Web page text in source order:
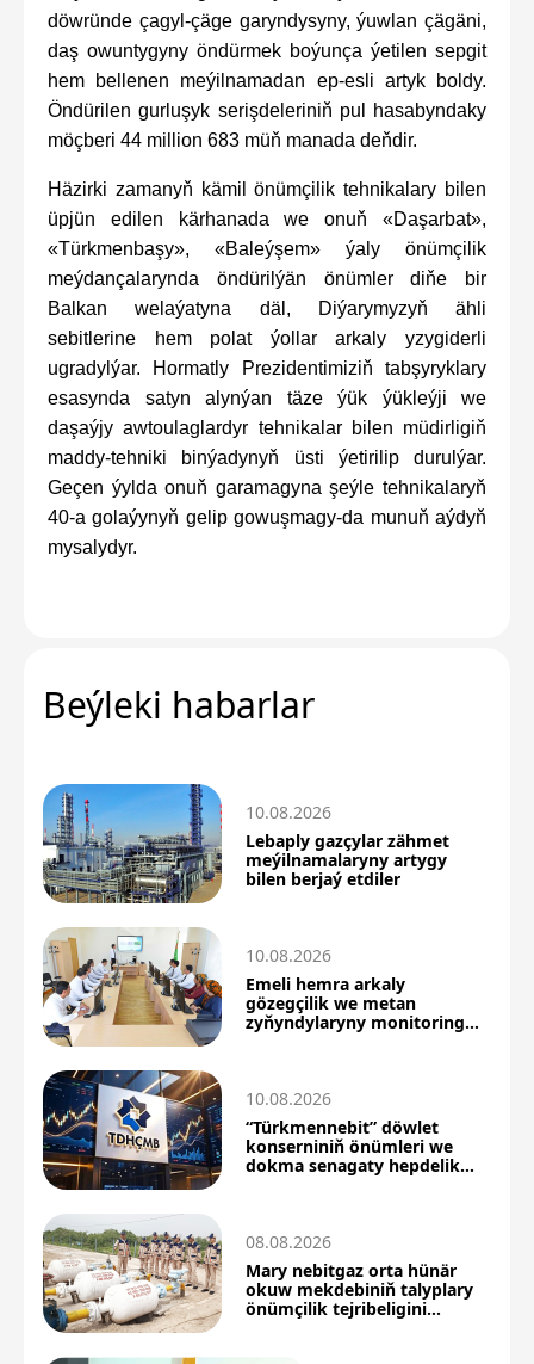
döwründe çagyl-çäge garyndysyny, ýuwlan çägäni,
daş owuntygyny öndürmek boýunça ýetilen sepgit
hem bellenen meýilnamadan ep-esli artyk boldy.
Öndürilen gurluşyk serişdeleriniň pul hasabyndaky
möçberi 44 million 683 müň manada deňdir.
Häzirki zamanyň kämil önümçilik tehnikalary bilen
üpjün edilen kärhanada we onuň «Daşarbat»,
«Türkmenbaşy», «Baleýşem» ýaly önümçilik
meýdançalarynda öndürilýän önümler diňe bir
Balkan welaýatyna däl, Diýarymyzyň ähli
sebitlerine hem polat ýollar arkaly yzygiderli
ugradylýar. Hormatly Prezidentimiziň tabşyryklary
esasynda satyn alynýan täze ýük ýükleýji we
daşaýjy awtoulaglardyr tehnikalar bilen müdirligiň
maddy-tehniki binýadynyň üsti ýetirilip durulýar.
Geçen ýylda onuň garamagyna şeýle tehnikalaryň
40-a golaýynyň gelip gowuşmagy-da munuň aýdyň
mysalydyr.
Beýleki habarlar
10.08.2026
Lebaply gazçylar zähmet
meýilnamalaryny artygy
bilen berjaý etdiler
10.08.2026
Emeli hemra arkaly
gözegçilik we metan
zyňyndylaryny monitoring
10.08.2026
“Türkmennebit” döwlet
konserniniň önümleri we
dokma senagaty hepdelik
08.08.2026
Mary nebitgaz orta hünär
okuw mekdebiniň talyplary
önümçilik tejribeligini